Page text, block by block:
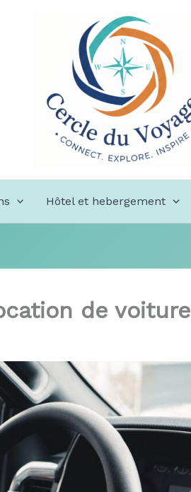
Hôtel et hebergement
de voiture